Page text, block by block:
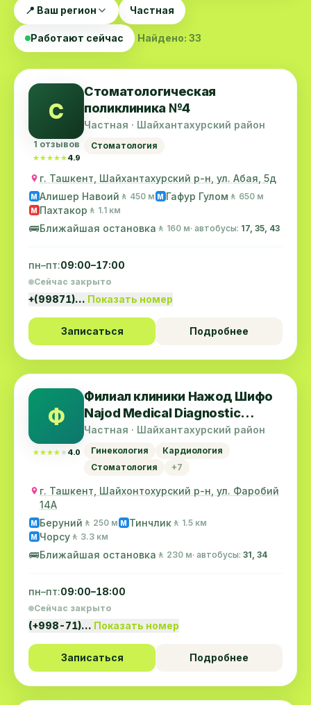
📍 Ваш регион Частная
Работают сейчас Найдено: 33
С
1 отзывов
★★★★★
★★★★★4.9
Стоматологическая
поликлиника №4
Частная · Шайхантахурский район
Стоматология
г. Ташкент, Шайхантахурский р-н, ул. Абая, 5д
M Алишер Навоий 🚶 450 м M Гафур Гулом 🚶 650 м
M Пахтакор 🚶 1.1 км
🚌Ближайшая остановка 🚶 160 м· автобусы: 17, 35, 43
пн–пт:09:00–17:00
Сейчас закрыто
+(99871)… Показать номер
Записаться Подробнее
Ф
★★★★★
★★★★★ 4.0
Филиал клиники Нажод Шифо
Najod Medical Diagnostic
Center
Частная · Шайхантахурский район
Гинекология
Кардиология
Стоматология
+7
г. Ташкент, Шайхонтохурский р-н, ул. Фаробий
14А
M Беруний 🚶 250 м M Тинчлик 🚶 1.5 км
M Чорсу 🚶 3.3 км
🚌Ближайшая остановка 🚶 230 м· автобусы: 31, 34
пн–пт:09:00–18:00
Сейчас закрыто
(+998-71)… Показать номер
Записаться Подробнее